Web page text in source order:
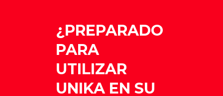
¿PREPARADO
PARA
UTILIZAR
UNIKA EN SU